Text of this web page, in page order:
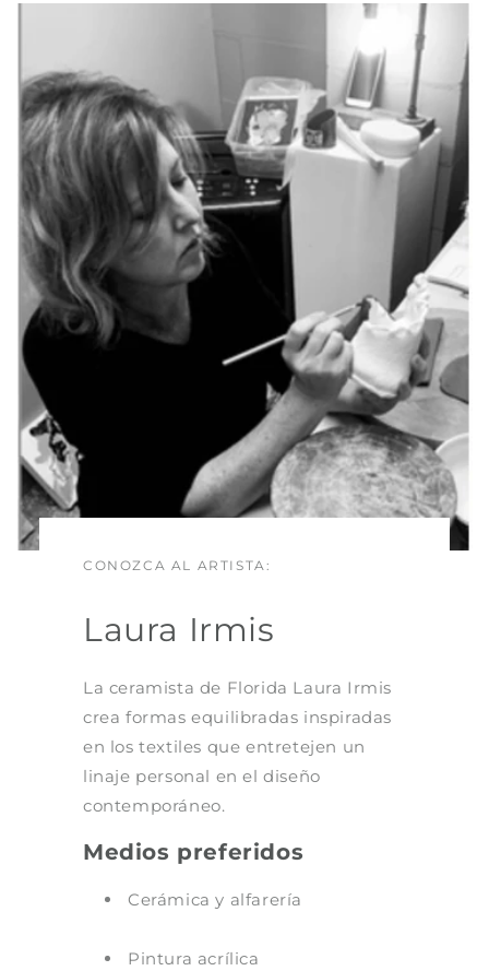
CONOZCA AL ARTISTA:
Laura Irmis
La ceramista de Florida Laura Irmis
crea formas equilibradas inspiradas
en los textiles que entretejen un
linaje personal en el diseño
contemporáneo.
Medios preferidos
Cerámica y alfarería
Pintura acrílica